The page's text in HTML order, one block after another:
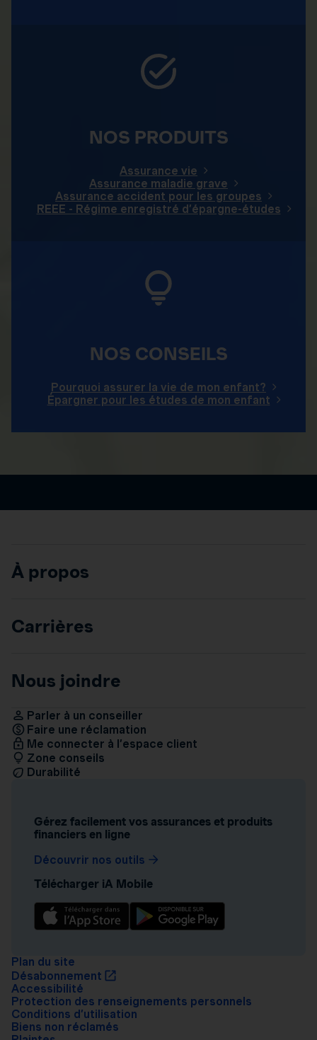
NOS PRODUITS
Assurance vie
Assurance maladie grave
Assurance accident pour les groupes
REEE - Régime enregistré d’épargne-études
NOS CONSEILS
Pourquoi assurer la vie de mon enfant?
Épargner pour les études de mon enfant
À propos
Carrières
Nous joindre
Parler à un conseiller
Faire une réclamation
Me connecter à l’espace client
Zone conseils
Durabilité
Gérez facilement vos assurances et produits
financiers en ligne
Découvrir nos outils
Télécharger iA Mobile
Plan du site
Désabonnement
Accessibilité
Protection des renseignements personnels
Conditions d’utilisation
Biens non réclamés